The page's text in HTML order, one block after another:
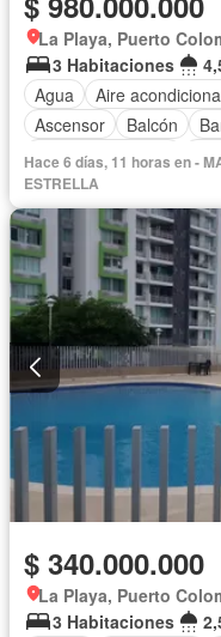
La Playa, Puerto
3 Habitaciones
Agua
Aire
Ascensor
Balcón
Cuarto de servicio
Jacuzzi
Vista panorámica
Hace 6 días, 11 horas en -
ESTRELLA
$ 340.000.000
La Playa, Puerto
3 Habitaciones